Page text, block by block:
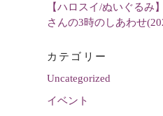
【ハロスイ/ぬいぐるみ
さんの3時のしあわせ
カテゴリー
Uncategorized
イベント